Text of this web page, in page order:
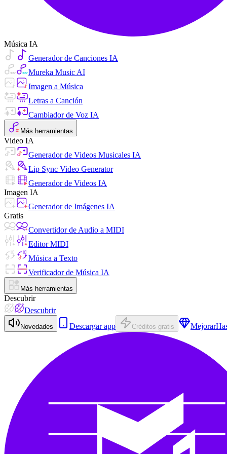
Música IA
Generador de Canciones IA
Mureka Music AI
Imagen a Música
Letras a Canción
Cambiador de Voz IA
Más herramientas
Video IA
Generador de Videos Musicales IA
Lip Sync Video Generator
Generador de Videos IA
Imagen IA
Generador de Imágenes IA
Gratis
Convertidor de Audio a MIDI
Editor MIDI
Música a Texto
Verificador de Música IA
Más herramientas
Descubrir
Descubrir
Novedades Descargar app Créditos gratis Mejorar